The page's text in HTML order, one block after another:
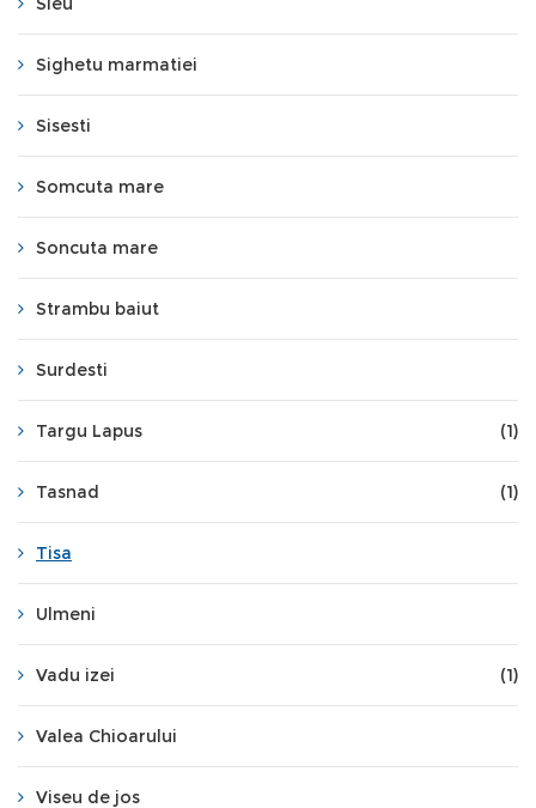
Sighetu marmatiei
Sisesti
Somcuta mare
Soncuta mare
Strambu baiut
Surdesti
Targu Lapus (1)
Tasnad (1)
Tisa
Ulmeni
Vadu izei (1)
Valea Chioarului
Viseu de jos